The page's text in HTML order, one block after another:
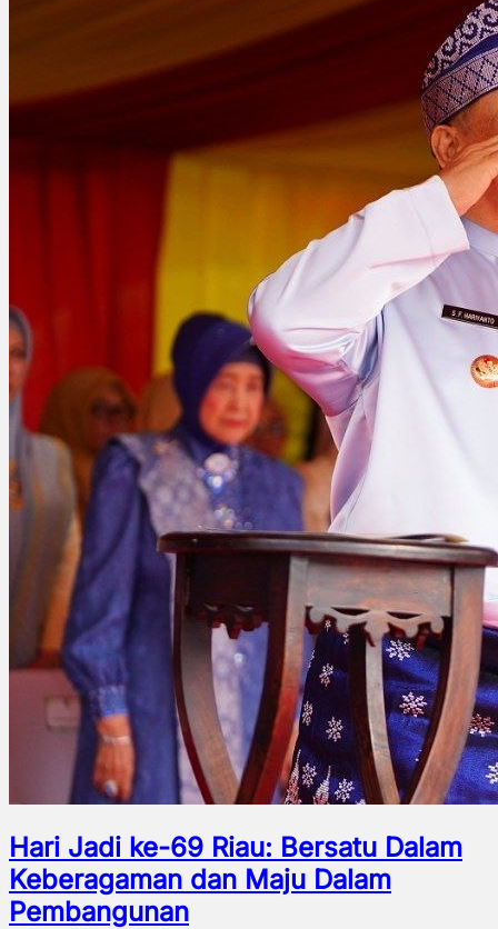
Hari Jadi ke-69 Riau: Bersatu Dalam
Keberagaman dan Maju Dalam
Pembangunan